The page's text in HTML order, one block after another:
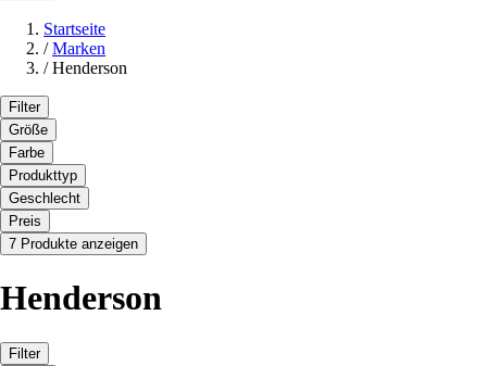
Startseite
/ Marken
/ Henderson
Filter
Größe
Farbe
Produkttyp
Geschlecht
Preis
7 Produkte anzeigen
Henderson
Filter